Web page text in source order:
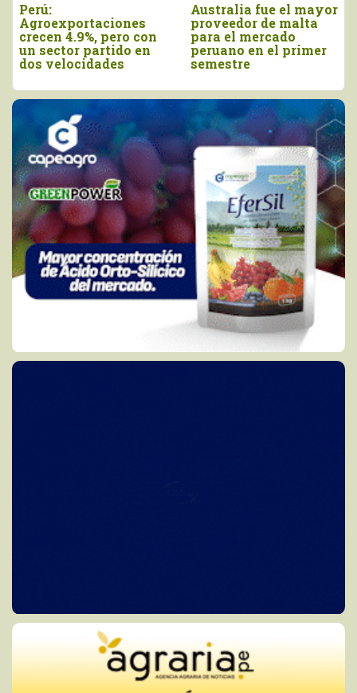
Perú:
Agroexportaciones
crecen 4.9%, pero con
un sector partido en
dos velocidades
Australia fue el mayor
proveedor de malta
para el mercado
peruano en el primer
semestre